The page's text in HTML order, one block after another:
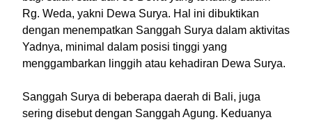
Rg. Weda, yakni Dewa Surya. Hal ini dibuktikan
dengan menempatkan Sanggah Surya dalam aktivitas
Yadnya, minimal dalam posisi tinggi yang
menggambarkan linggih atau kehadiran Dewa Surya.
Sanggah Surya di beberapa daerah di Bali, juga
sering disebut dengan Sanggah Agung. Keduanya